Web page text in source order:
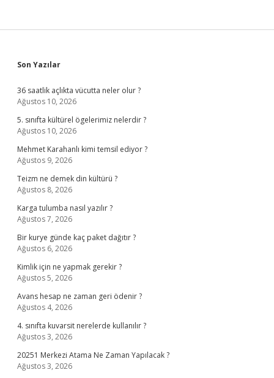
Sidebar
Son Yazılar
36 saatlik açlıkta vücutta neler olur ?
Ağustos 10, 2026
5. sınıfta kültürel ögelerimiz nelerdir ?
Ağustos 10, 2026
Mehmet Karahanlı kimi temsil ediyor ?
Ağustos 9, 2026
Teizm ne demek din kültürü ?
Ağustos 8, 2026
Karga tulumba nasıl yazılır ?
Ağustos 7, 2026
Bir kurye günde kaç paket dağıtır ?
Ağustos 6, 2026
Kimlik için ne yapmak gerekir ?
Ağustos 5, 2026
Avans hesap ne zaman geri ödenir ?
Ağustos 4, 2026
4. sınıfta kuvarsit nerelerde kullanılır ?
Ağustos 3, 2026
20251 Merkezi Atama Ne Zaman Yapılacak ?
Ağustos 3, 2026